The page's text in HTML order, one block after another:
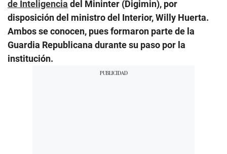
de Inteligencia del Mininter (Digimin), por
disposición del ministro del Interior, Willy Huerta.
Ambos se conocen, pues formaron parte de la
Guardia Republicana durante su paso por la
institución.